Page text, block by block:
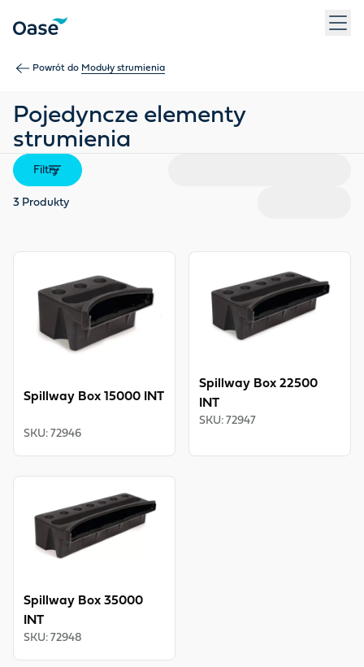
Powrót do Moduły strumienia
Pojedyncze elementy
strumienia
3 Produkty
Filtry
Spillway Box 15000 INT
SKU: 72946
Spillway Box 22500
INT
SKU: 72947
Spillway Box 35000
INT
SKU: 72948